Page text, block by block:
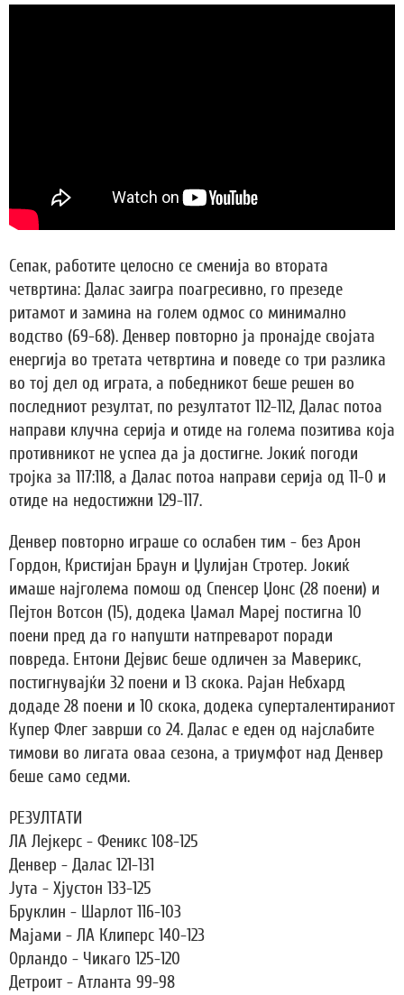
Сепак, работите целосно се сменија во втората
четвртина: Далас заигра поагресивно, го презеде
ритамот и замина на голем одмос со минимално
водство (69-68). Денвер повторно ја пронајде својата
енергија во третата четвртина и поведе со три разлика
во тој дел од играта, а победникот беше решен во
последниот резултат, по резултатот 112-112, Далас потоа
направи клучна серија и отиде на голема позитива која
противникот не успеа да ја достигне. Јокиќ погоди
тројка за 117:118, а Далас потоа направи серија од 11-0 и
отиде на недостижни 129-117.
Денвер повторно играше со ослабен тим - без Арон
Гордон, Кристијан Браун и Џулијан Стротер. Јокиќ
имаше најголема помош од Спенсер Џонс (28 поени) и
Пејтон Вотсон (15), додека Џамал ​​Мареј постигна 10
поени пред да го напушти натпреварот поради
повреда. Ентони Дејвис беше одличен за Маверикс,
постигнувајќи 32 поени и 13 скока. Рајан Небхард
додаде 28 поени и 10 скока, додека суперталентираниот
Купер Флег заврши со 24. Далас е еден од најслабите
тимови во лигата оваа сезона, а триумфот над Денвер
беше само седми.
РЕЗУЛТАТИ
ЛА Лејкерс - Феникс 108-125
Денвер - Далас 121-131
Јута - Хјустон 133-125
Бруклин - Шарлот 116-103
Мајами - ЛА Клиперс 140-123
Орландо - Чикаго 125-120
Детроит - Атланта 99-98